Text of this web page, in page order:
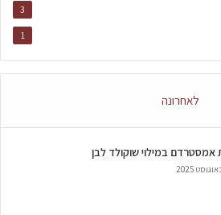
3
1
לאחרונה
אמסטרדם במילוי שוקולד לבן